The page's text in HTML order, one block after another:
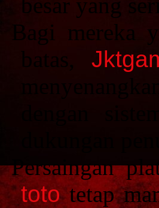
Bagi mereka
batas,
Persaingan
tototetap